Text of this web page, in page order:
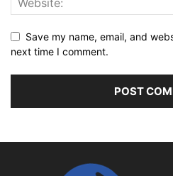
Save my name, email, and
next time I comment.